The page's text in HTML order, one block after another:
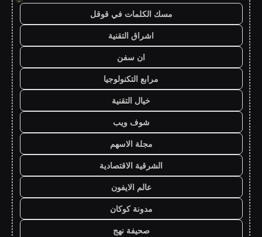
مسك الكلمات في قوقل
اشراق التقنية
ان سفن
مرابع التكنولوجيا
خيال التقنية
شوف ويب
مجلة الاسهم
الشرقية الاقتصادية
عالم الايفون
مدونة كوكان
صحيفة نهج